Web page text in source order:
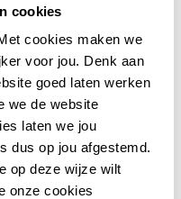
cookies
cookies maken we
voor jou. Denk aan
goed laten werken
we de website
laten we jou
dus op jou afgestemd.
op deze wijze wilt
onze cookies